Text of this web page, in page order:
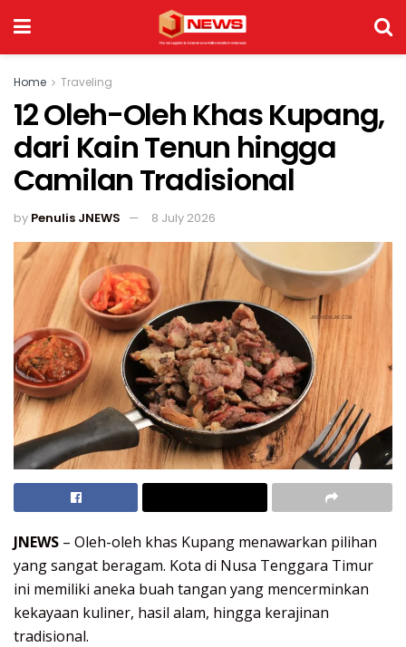
Home Traveling
12 Oleh-Oleh Khas Kupang,
dari Kain Tenun hingga
Camilan Tradisional
by Penulis JNEWS 8 July 2026
JNEWS – Oleh-oleh khas Kupang menawarkan pilihan
yang sangat beragam. Kota di Nusa Tenggara Timur
ini memiliki aneka buah tangan yang mencerminkan
kekayaan kuliner, hasil alam, hingga kerajinan
tradisional.